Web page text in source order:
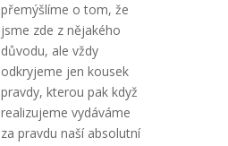
přemýšlíme o tom, že
jsme zde z nějakého
důvodu, ale vždy
odkryjeme jen kousek
pravdy, kterou pak když
realizujeme vydáváme
za pravdu naší absolutní